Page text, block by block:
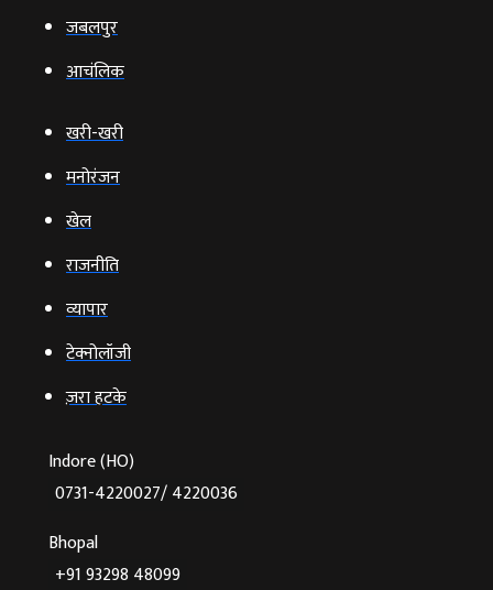
जबलपुर
आचंलिक
खरी-खरी
मनोरंजन
खेल
राजनीति
व्‍यापार
टेक्‍नोलॉजी
ज़रा हटके
Indore (HO)
0731-4220027/ 4220036
Bhopal
+91 93298 48099